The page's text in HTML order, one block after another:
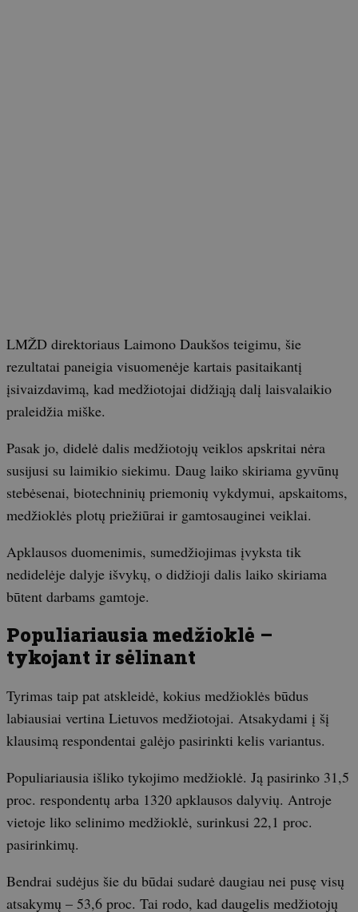
LMŽD direktoriaus Laimono Daukšos teigimu, šie
rezultatai paneigia visuomenėje kartais pasitaikantį
įsivaizdavimą, kad medžiotojai didžiąją dalį laisvalaikio
praleidžia miške.
Pasak jo, didelė dalis medžiotojų veiklos apskritai nėra
susijusi su laimikio siekimu. Daug laiko skiriama gyvūnų
stebėsenai, biotechninių priemonių vykdymui, apskaitoms,
medžioklės plotų priežiūrai ir gamtosauginei veiklai.
Apklausos duomenimis, sumedžiojimas įvyksta tik
nedidelėje dalyje išvykų, o didžioji dalis laiko skiriama
būtent darbams gamtoje.
Populiariausia medžioklė –
tykojant ir sėlinant
Tyrimas taip pat atskleidė, kokius medžioklės būdus
labiausiai vertina Lietuvos medžiotojai. Atsakydami į šį
klausimą respondentai galėjo pasirinkti kelis variantus.
Populiariausia išliko tykojimo medžioklė. Ją pasirinko 31,5
proc. respondentų arba 1320 apklausos dalyvių. Antroje
vietoje liko selinimo medžioklė, surinkusi 22,1 proc.
pasirinkimų.
Bendrai sudėjus šie du būdai sudarė daugiau nei pusę visų
atsakymų – 53,6 proc. Tai rodo, kad daugelis medžiotojų